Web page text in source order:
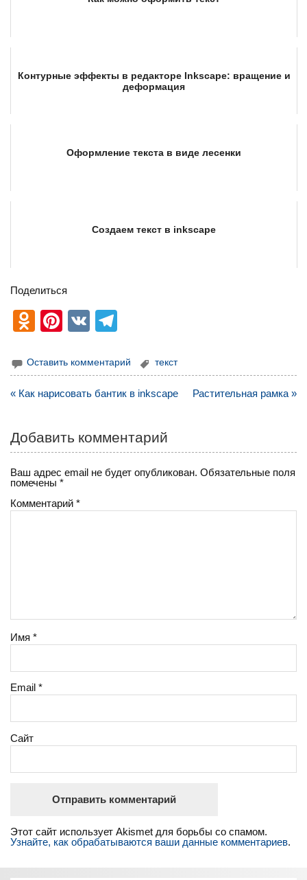
Контурные эффекты в редакторе Inkscape: вращение и
деформация
Оформление текста в виде лесенки
Создаем текст в inkscape
Поделиться
O
n
o
a
ss
ni
ki
Pi
er
e
V
e
gr
m
Оставить комментарий текст
Навигация
« Как нарисовать бантик в inkscape Растительная рамка »
Добавить комментарий
Ваш адрес email не будет опубликован. Обязательные поля
помечены*
Комментарий*
Имя*
Email*
Сайт
Этот сайт использует Akismet для борьбы со спамом.
Узнайте, как обрабатываются ваши данные комментариев.